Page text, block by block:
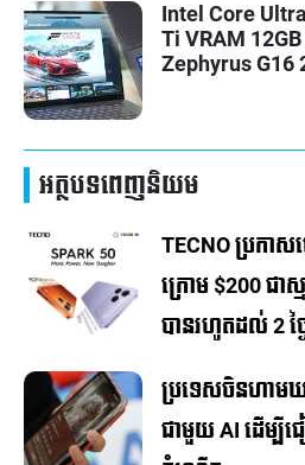
Intel Core
Ti VRAM 12GB
Zephyrus G16
អត្ថបទពេញនិយម
TECNO ប្រកាស
ក្រោម $200 ជាស្
បាន​​រហូត​ដល់​ 2 ថ្ង
ប្រទេសចិនហាមឃា
ជាមួយ AI ដើម្បីជៀ